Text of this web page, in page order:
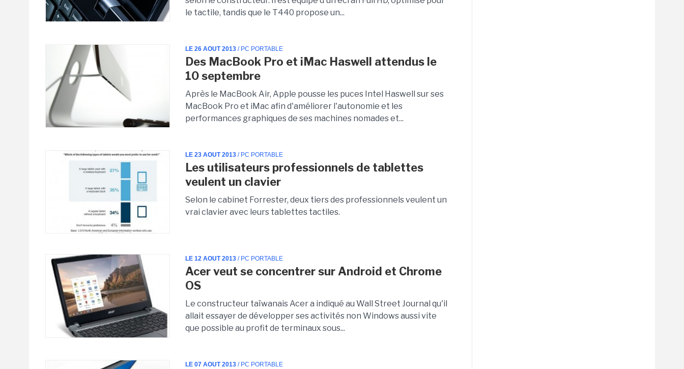
le tactile, tandis que le T440 propose un...
LE 26 AOUT 2013 / PC PORTABLE
Des MacBook Pro et iMac Haswell attendus le
10 septembre
Après le MacBook Air, Apple pousse les puces Intel Haswell sur ses
MacBook Pro et iMac afin d'améliorer l'autonomie et les
performances graphiques de ses machines nomades et...
LE 23 AOUT 2013 / PC PORTABLE
Les utilisateurs professionnels de tablettes
veulent un clavier
Selon le cabinet Forrester, deux tiers des professionnels veulent un
vrai clavier avec leurs tablettes tactiles.
LE 12 AOUT 2013 / PC PORTABLE
Acer veut se concentrer sur Android et Chrome
OS
Le constructeur taïwanais Acer a indiqué au Wall Street Journal qu'il
allait essayer de développer ses activités non Windows aussi vite
que possible au profit de terminaux sous...
LE 07 AOUT 2013 / PC PORTABLE